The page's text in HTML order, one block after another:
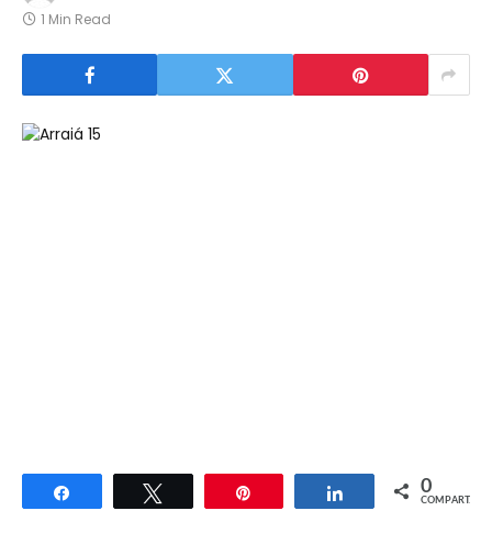
1 Min Read
Compartilhar Compartilhar
0
COMPART.